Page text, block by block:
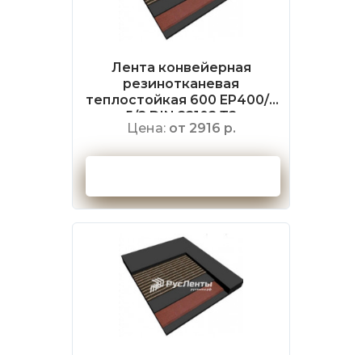
Лента конвейерная
резинотканевая
теплостойкая 600 EP400/3
5/2 DIN 22102 Т2
Цена: от 2916 р.